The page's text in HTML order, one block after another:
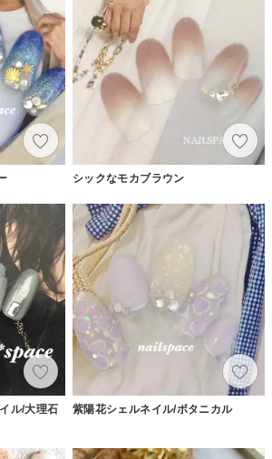
シックなモカブラウン
ル/大理石
紫陽花シェルネイル/ボタニカル